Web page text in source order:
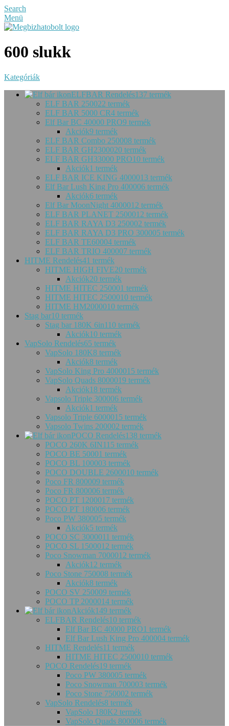
Search
Menü
600 slukk
Kategóriák
ELFBAR Rendelés137 termék
ELF BAR 250022 termék
ELF BAR 5000 CR4 termék
Elf Bar BC 40000 PRO9 termék
Akciók9 termék
ELF BAR Combo 250008 termék
ELF BAR GH2300020 termék
ELF BAR GH33000 PRO10 termék
Akciók1 termék
ELF BAR ICE KING 4000013 termék
Elf Bar Lush King Pro 400006 termék
Akciók6 termék
Elf Bar MoonNight 4000012 termék
ELF BAR PLANET 2500012 termék
ELF BAR RAYA D3 250002 termék
ELF BAR RAYA D3 PRO 300005 termék
ELF BAR TE60004 termék
ELF BAR TRIO 400007 termék
HITME Rendelés41 termék
HITME HIGH FIVE20 termék
Akciók20 termék
HITME HITEC 250001 termék
HITME HITEC 2500010 termék
HITME HM2000010 termék
Stag bar10 termék
Stag bar 180K 6in110 termék
Akciók10 termék
VapSolo Rendelés65 termék
VapSolo 180K8 termék
Akciók8 termék
VapSolo King Pro 4000015 termék
VapSolo Quads 8000019 termék
Akciók18 termék
Vapsolo Triple 300006 termék
Akciók1 termék
Vapsolo Triple 6000015 termék
Vapsolo Twins 200002 termék
POCO Rendelés138 termék
POCO 260K 6IN115 termék
POCO BE 50001 termék
POCO BL 100003 termék
POCO DOUBLE 2600010 termék
Poco FR 800009 termék
Poco FR 800006 termék
POCO PT 1200017 termék
POCO PT 180006 termék
Poco PW 380005 termék
Akciók5 termék
POCO SC 3000011 termék
POCO SL 1500012 termék
Poco Snowman 7000012 termék
Akciók12 termék
Poco Stone 750008 termék
Akciók8 termék
POCO SV 250009 termék
POCO TP 2000014 termék
Akciók149 termék
ELFBAR Rendelés10 termék
Elf Bar BC 40000 PRO1 termék
Elf Bar Lush King Pro 400004 termék
HITME Rendelés11 termék
HITME HITEC 2500010 termék
POCO Rendelés19 termék
Poco PW 380005 termék
Poco Snowman 700003 termék
Poco Stone 750002 termék
VapSolo Rendelés8 termék
VapSolo 180K2 termék
VapSolo Quads 800006 termék